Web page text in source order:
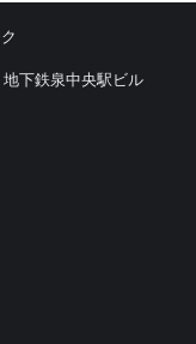
下鉄泉中央駅ビル